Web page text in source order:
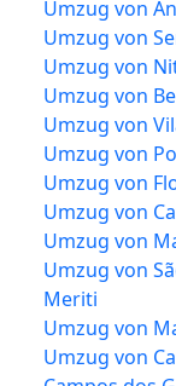
Umzug von
Umzug von
Umzug von
Umzug von
Umzug von
Umzug von
Umzug von
Umzug von
Umzug von
Umzug von
Meriti
Umzug von
Umzug von